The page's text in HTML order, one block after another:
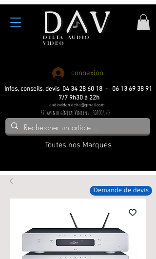
DELTA
AUDIO
VIDEO
connexion
Infos, conseils, devis 04 34 28 60 18 - 06 13 69 38 91
7/7 9h30 à 22h
audiovideo.delta@gmail.com
32, avenue général Vincent - 30700 Uzès
Toutes nos Marques
Demande de devis